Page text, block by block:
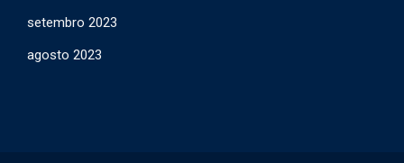
setembro 2023
agosto 2023